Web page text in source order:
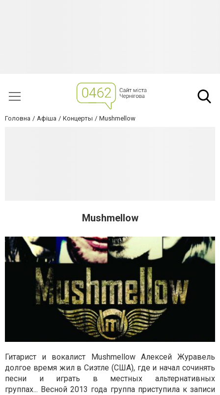
Головна Афіша Концерты Mushmellow
Mushmellow
Гитарист и вокалист Mushmellow Алексей Журавель
долгое время жил в Сиэтле (США), где и начал сочинять
песни и играть в местных альтернативных
группах... Весной 2013 года группа приступила к записи